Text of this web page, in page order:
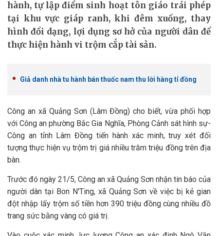
hành, tự lập điểm sinh hoạt tôn giáo trái phép
tại khu vực giáp ranh, khi đêm xuống, thay
hình đổi dạng, lợi dụng sơ hở của người dân để
thực hiện hành vi trộm cắp tài sản.
Giả danh nhà tu hành bán thuốc nam thu lời hàng tỉ đồng
Công an xã Quảng Sơn (Lâm Đồng) cho biết, vừa phối hợp
với Công an phường Bắc Gia Nghĩa, Phòng Cảnh sát hình sự-
Công an tỉnh Lâm Đồng tiến hành xác minh, truy xét đối
tượng thực hiện vụ trộm trị giá nhiều trăm triệu đồng trên địa
bàn.
Trước đó ngày 21/5, Công an xã Quảng Sơn nhận tin báo của
người dân tại Bon N'Ting, xã Quảng Sơn về việc bị kẻ gian
đột nhập lấy trộm số tiền hơn 390 triệu đồng cùng nhiều đồ
trang sức bằng vàng có giá trị.